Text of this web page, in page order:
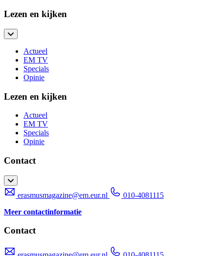
Lezen en kijken
Actueel
EM TV
Specials
Opinie
Lezen en kijken
Actueel
EM TV
Specials
Opinie
Contact
erasmusmagazine@em.eur.nl
010-4081115
Meer contactinformatie
Contact